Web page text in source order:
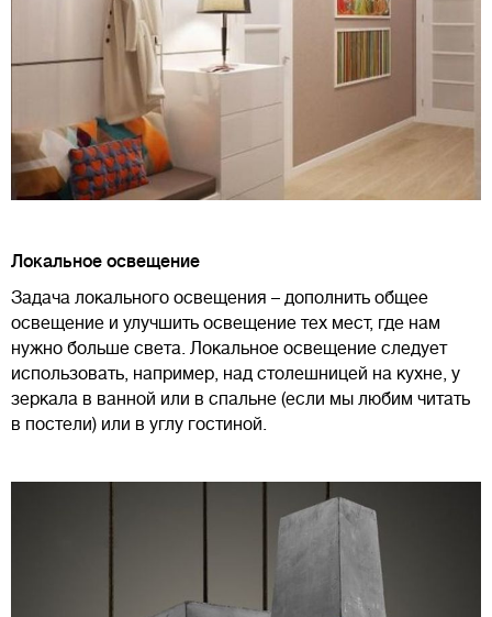
Локальное освещение
Задача локального освещения – дополнить общее
освещение и улучшить освещение тех мест, где нам
нужно больше света. Локальное освещение следует
использовать, например, над столешницей на кухне, у
зеркала в ванной или в спальне (если мы любим читать
в постели) или в углу гостиной.